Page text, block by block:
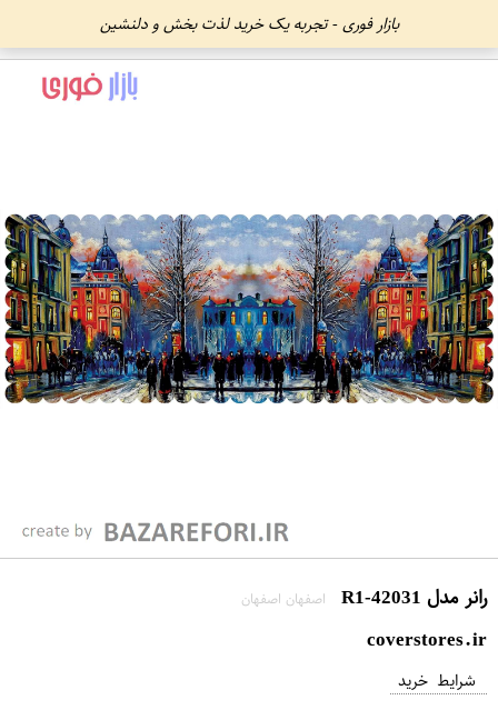
بازار فوری - تجربه یک خرید لذت بخش و دلنشین
رانر مدل R1-42031 اصفهان اصفهان
coverstores.ir
شرایط خرید